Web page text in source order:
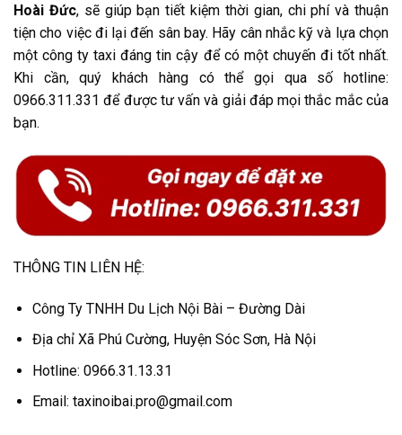
Hoài Đức, sẽ giúp bạn tiết kiệm thời gian, chi phí và thuận
tiện cho việc đi lại đến sân bay. Hãy cân nhắc kỹ và lựa chọn
một công ty taxi đáng tin cậy để có một chuyến đi tốt nhất.
Khi cần, quý khách hàng có thể gọi qua số hotline:
0966.311.331 để được tư vấn và giải đáp mọi thắc mắc của
bạn.
THÔNG TIN LIÊN HỆ:
Công Ty TNHH Du Lịch Nội Bài – Đường Dài
Địa chỉ Xã Phú Cường, Huyện Sóc Sơn, Hà Nội
Hotline: 0966.31.13.31
Email: taxinoibai.pro@gmail.com